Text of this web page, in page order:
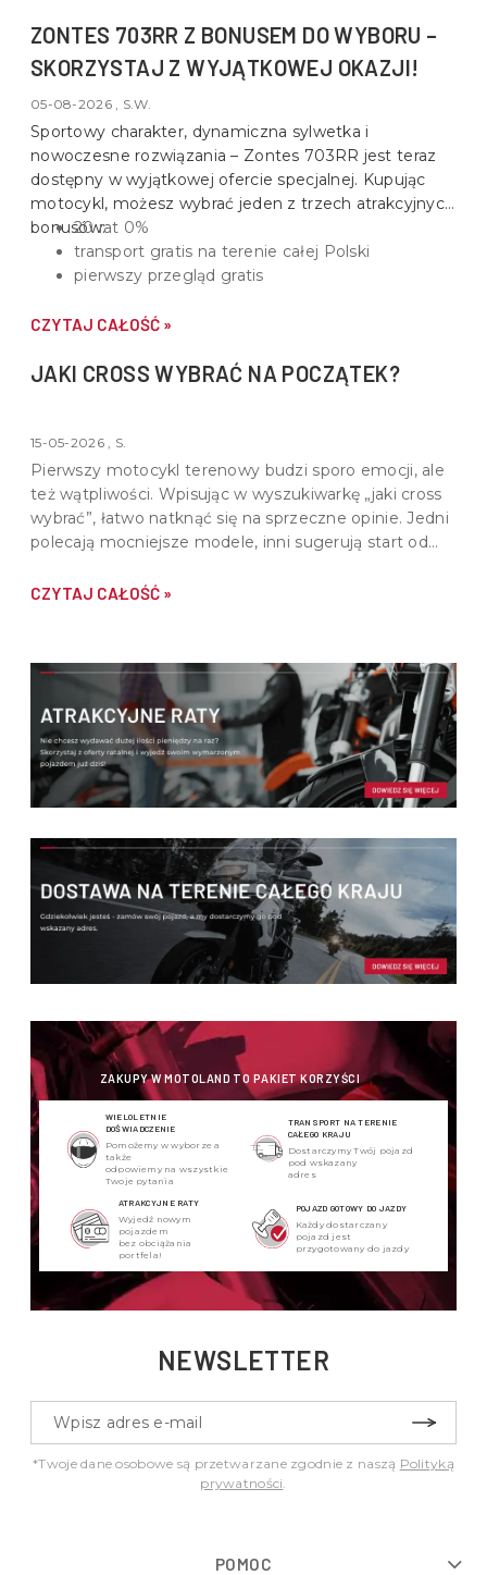
ZONTES 703RR Z BONUSEM DO WYBORU –
SKORZYSTAJ Z WYJĄTKOWEJ OKAZJI!
05-08-2026 , S.W.
Sportowy charakter, dynamiczna sylwetka i
nowoczesne rozwiązania – Zontes 703RR jest teraz
dostępny w wyjątkowej ofercie specjalnej. Kupując
motocykl, możesz wybrać jeden z trzech atrakcyjnych
bonusów:20 rat 0%
transport gratis na terenie całej Polski
pierwszy przegląd gratis
CZYTAJ CAŁOŚĆ »
JAKI CROSS WYBRAĆ NA POCZĄTEK?
15-05-2026 , S.
Pierwszy motocykl terenowy budzi sporo emocji, ale
też wątpliwości. Wpisując w wyszukiwarkę „jaki cross
wybrać”, łatwo natknąć się na sprzeczne opinie. Jedni
polecają mocniejsze modele, inni sugerują start od
cross na start powinien być dopasowany do
CZYTAJ CAŁOŚĆ »
ZAKUPY W MOTOLAND TO PAKIET KORZYŚCI
WIELOLETNIE
DOŚWIADCZENIE
Pomożemy w wyborze a
także
odpowiemy na wszystkie
Twoje pytania
TRANSPORT NA TERENIE
CAŁEGO KRAJU
Dostarczymy Twój pojazd
pod wskazany
adres
ATRAKCYJNE RATY
Wyjedź nowym
pojazdem
bez obciążania
portfela!
POJAZD GOTOWY DO JAZDY
Każdy dostarczany
pojazd jest
przygotowany do jazdy
NEWSLETTER
*Twoje dane osobowe są przetwarzane zgodnie z naszą Polityką
prywatności
POMOC